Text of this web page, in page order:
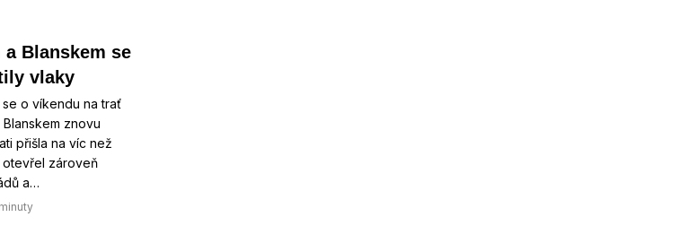
Blanskem se
vlaky
o víkendu na trať
znovu
přišla na víc než
otevřel zároveň
a…